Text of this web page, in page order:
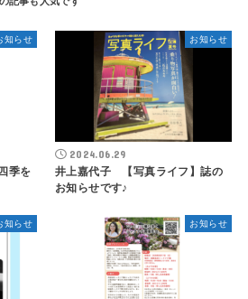
知らせ
季を
お知らせ
2024.06.29
井上嘉代子 【写真ライフ】誌の
お知らせです♪
知らせ お知らせ